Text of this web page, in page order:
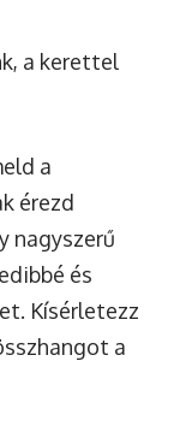
a kerettel
a
érezd
nagyszerű
és
Kísérletezz
a